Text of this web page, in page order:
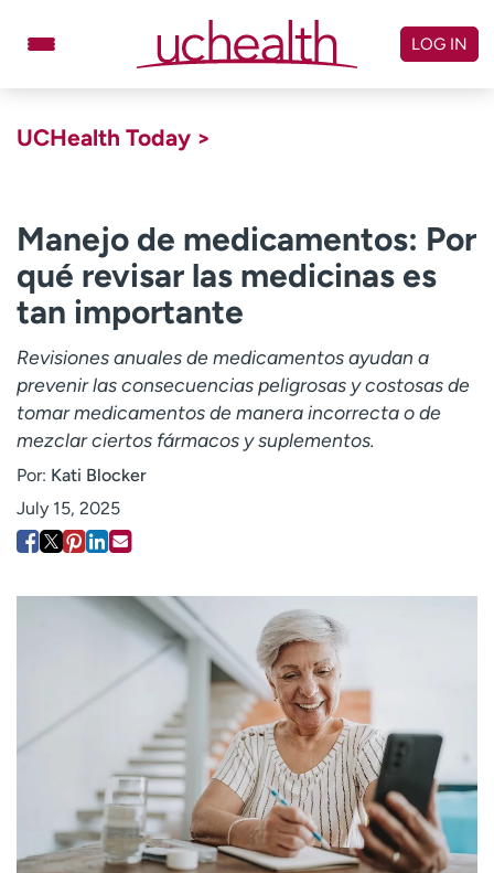
Billing & pricing
Referrals
Give
Log in to My Health Connection
About UCHealth
Classes & events
Ready. Set. CO.
Employees
Media inquiries
Contact us
News & stories
d
LOG IN
UCHealth Today >
Manejo de medicamentos: Por
qué revisar las medicinas es
tan importante
Revisiones anuales de medicamentos ayudan a
prevenir las consecuencias peligrosas y costosas de
tomar medicamentos de manera incorrecta o de
mezclar ciertos fármacos y suplementos.
Por: Kati Blocker
July 15, 2025